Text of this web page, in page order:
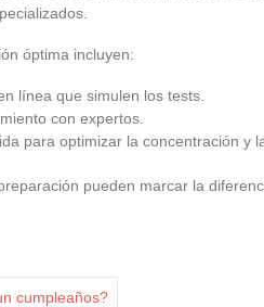
óptima incluyen:
línea que simulen los tests.
con expertos.
para optimizar la concentración y
pueden marcar la
cumpleaños?